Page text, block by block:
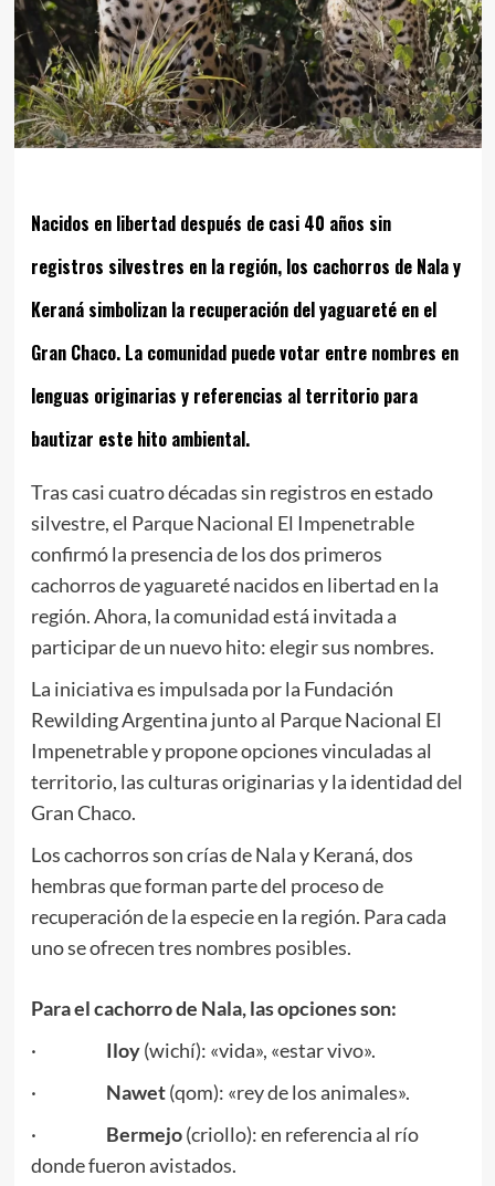
Nacidos en libertad después de casi 40 años sin
registros silvestres en la región, los cachorros de Nala y
Keraná simbolizan la recuperación del yaguareté en el
Gran Chaco. La comunidad puede votar entre nombres en
lenguas originarias y referencias al territorio para
bautizar este hito ambiental.
Tras casi cuatro décadas sin registros en estado
silvestre, el Parque Nacional El Impenetrable
confirmó la presencia de los dos primeros
cachorros de yaguareté nacidos en libertad en la
región. Ahora, la comunidad está invitada a
participar de un nuevo hito: elegir sus nombres.
La iniciativa es impulsada por la Fundación
Rewilding Argentina junto al Parque Nacional El
Impenetrable y propone opciones vinculadas al
territorio, las culturas originarias y la identidad del
Gran Chaco.
Los cachorros son crías de Nala y Keraná, dos
hembras que forman parte del proceso de
recuperación de la especie en la región. Para cada
uno se ofrecen tres nombres posibles.
Para el cachorro de Nala, las opciones son:
·
Iloy(wichí): «vida», «estar vivo».
· Nawet(qom): «rey de los animales».
·
Bermejo(criollo): en referencia al río
donde fueron avistados.